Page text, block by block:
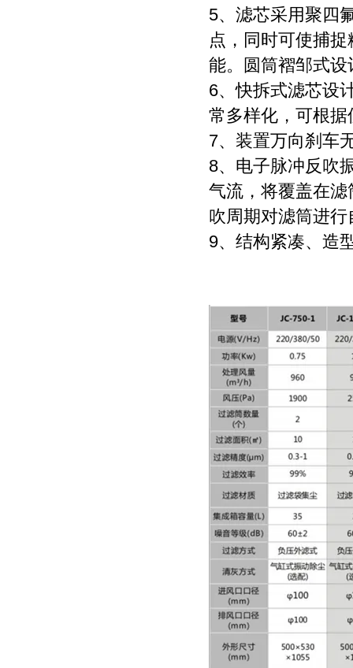
5、滤芯采用聚四
点，同时可使捕
能。圆筒褶邹式
6、快拆式滤芯设
常多样化，可根
7、装置万向刹车
8、电子脉冲反吹
气流，将覆盖在
吹周期对滤筒进
9、结构紧凑、造